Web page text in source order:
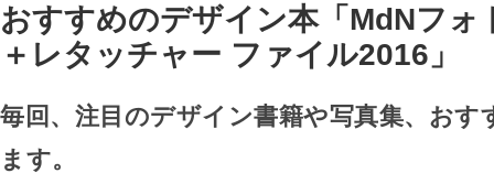
おすすめのデザイン本「MdNフォ
＋レタッチャー ファイル2016」
毎回、注目のデザイン書籍や写真集、おす
ます。